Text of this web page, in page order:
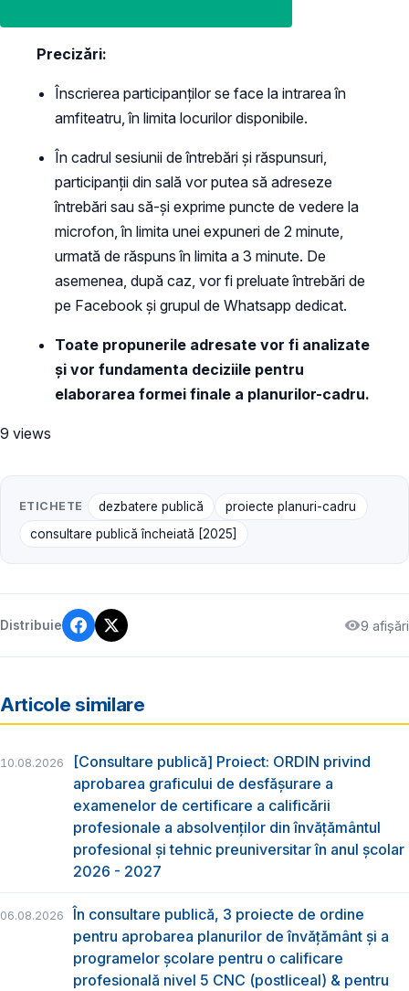
Precizări:
Înscrierea participanților se face la intrarea în
amfiteatru, în limita locurilor disponibile.
În cadrul sesiunii de întrebări și răspunsuri,
participanții din sală vor putea să adreseze
întrebări sau să-și exprime puncte de vedere la
microfon, în limita unei expuneri de 2 minute,
urmată de răspuns în limita a 3 minute. De
asemenea, după caz, vor fi preluate întrebări de
pe Facebook și grupul de Whatsapp dedicat.
Toate propunerile adresate vor fi analizate
și vor fundamenta deciziile pentru
elaborarea formei finale a planurilor-cadru.
9 views
ETICHETE dezbatere publică
proiecte planuri-cadru
consultare publică încheiată [2025]
Distribuie 9 afișări
Articole similare
10.08.2026
[Consultare publică] Proiect: ORDIN privind
aprobarea graficului de desfăşurare a
examenelor de certificare a calificării
profesionale a absolvenţilor din învăţământul
profesional şi tehnic preuniversitar în anul şcolar
2026 - 2027
06.08.2026
În consultare publică, 3 proiecte de ordine
pentru aprobarea planurilor de învățământ și a
programelor școlare pentru o calificare
profesională nivel 5 CNC (postliceal) & pentru